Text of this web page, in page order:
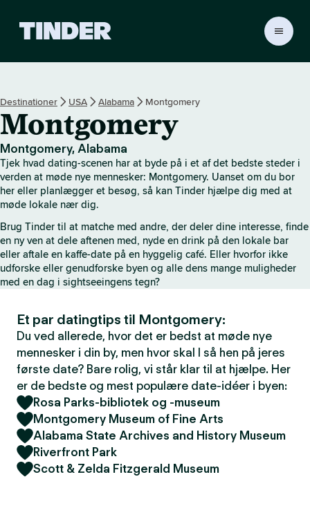
r
s
s
t
a
r
t
d
e
Destinationer USA Alabama Montgomery
Montgomery
Montgomery, Alabama
Tjek hvad dating-scenen har at byde på i et af det bedste steder i
verden at møde nye mennesker: Montgomery. Uanset om du bor
her eller planlægger et besøg, så kan Tinder hjælpe dig med at
møde lokale nær dig.
Brug Tinder til at matche med andre, der deler dine interesse, finde
en ny ven at dele aftenen med, nyde en drink på den lokale bar
eller aftale en kaffe-date på en hyggelig café. Eller hvorfor ikke
udforske eller genudforske byen og alle dens mange muligheder
med en dag i sightseeingens tegn?
Et par datingtips til Montgomery:
Du ved allerede, hvor det er bedst at møde nye
mennesker i din by, men hvor skal I så hen på jeres
første date? Bare rolig, vi står klar til at hjælpe. Her
er de bedste og mest populære date-idéer i byen:
Rosa Parks-bibliotek og -museum
Montgomery Museum of Fine Arts
Alabama State Archives and History Museum
Riverfront Park
Scott & Zelda Fitzgerald Museum